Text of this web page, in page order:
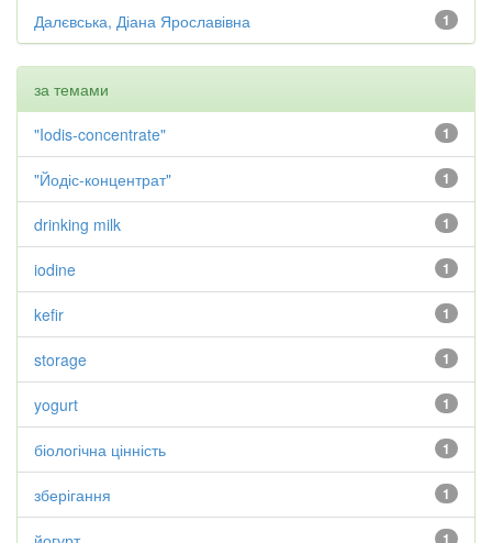
1
Далєвська, Діана Ярославівна
за темами
1
"Iodis-concentrate"
1
"Йодіс-концентрат"
1
drinking milk
1
iodine
1
kefir
1
storage
1
yogurt
1
біологічна цінність
1
зберігання
1